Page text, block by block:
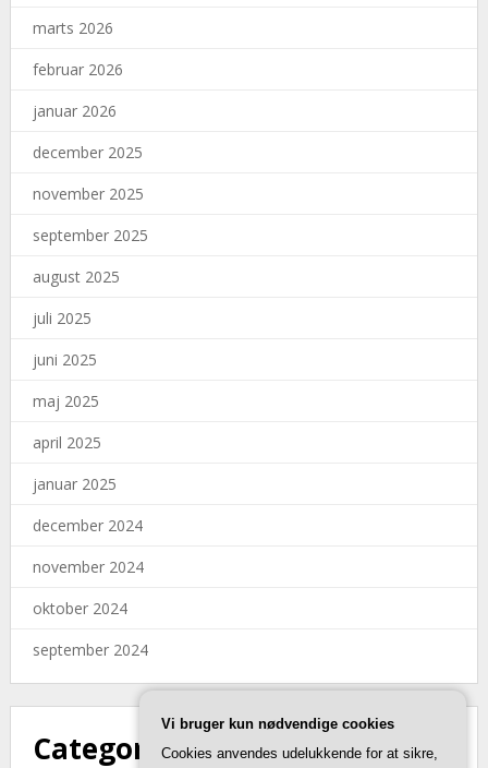
marts 2026
februar 2026
januar 2026
december 2025
november 2025
september 2025
august 2025
juli 2025
juni 2025
maj 2025
april 2025
januar 2025
december 2024
november 2024
oktober 2024
september 2024
Categories
Vi bruger kun nødvendige cookies
Cookies anvendes udelukkende for at sikre,